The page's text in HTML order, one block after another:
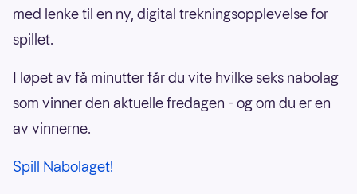
med lenke til en ny, digital trekningsopplevelse for
spillet.
I løpet av få minutter får du vite hvilke seks nabolag
som vinner den aktuelle fredagen - og om du er en
av vinnerne.
Spill Nabolaget!